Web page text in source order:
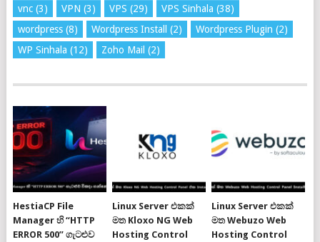
vnc(3) VPN (3) VPS (29) VPS Sinhala (38)
wordpress(8) Wordpress Install (2) Wordpress Plugin (2)
WP Sinhala (12) Zoho Mail (2)
HestiaCP File
Manager හි “HTTP
ERROR 500” ගැටළුව
Linux Server එකක්
මත Kloxo NG Web
Hosting Control
Linux Server එකක්
මත Webuzo Web
Hosting Control